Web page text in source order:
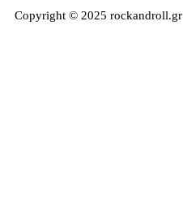
Copyright © 2025 rockandroll.gr